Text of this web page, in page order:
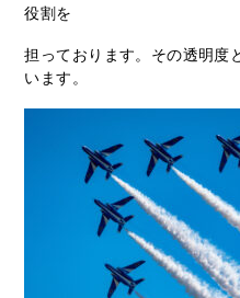
役割を
担っております。その透明度
います。